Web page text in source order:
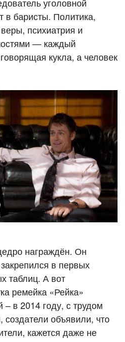
уголовной
в баристы. Политика,
психиатрия и
— каждый
кукла, а человек
награждён. Он
в первых
таблиц. А вот
ремейка «Рейка»
– в 2014 году, с трудом
создатели объявили, что
кажется даже не